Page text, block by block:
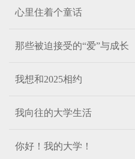
心里住着个童话
那些被迫接受的“爱”与成长
我想和2025相约
我向往的大学生活
你好！我的大学！